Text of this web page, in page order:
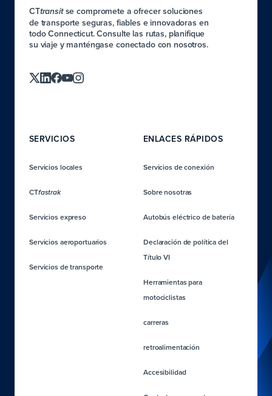
SERVICIOS
Servicios locales
CTfastrak
Servicios expreso
Servicios aeroportuarios
Servicios de transporte
ENLACES RÁPIDOS
Servicios de conexión
Sobre nosotras
Autobús eléctrico de batería
Declaración de política del
Título VI
Herramientas para
motociclistas
carreras
retroalimentación
Accesibilidad
CTtransitse compromete a ofrecer soluciones
de transporte seguras, fiables e innovadoras en
todo Connecticut. Consulte las rutas, planifique
su viaje y manténgase conectado con nosotros.